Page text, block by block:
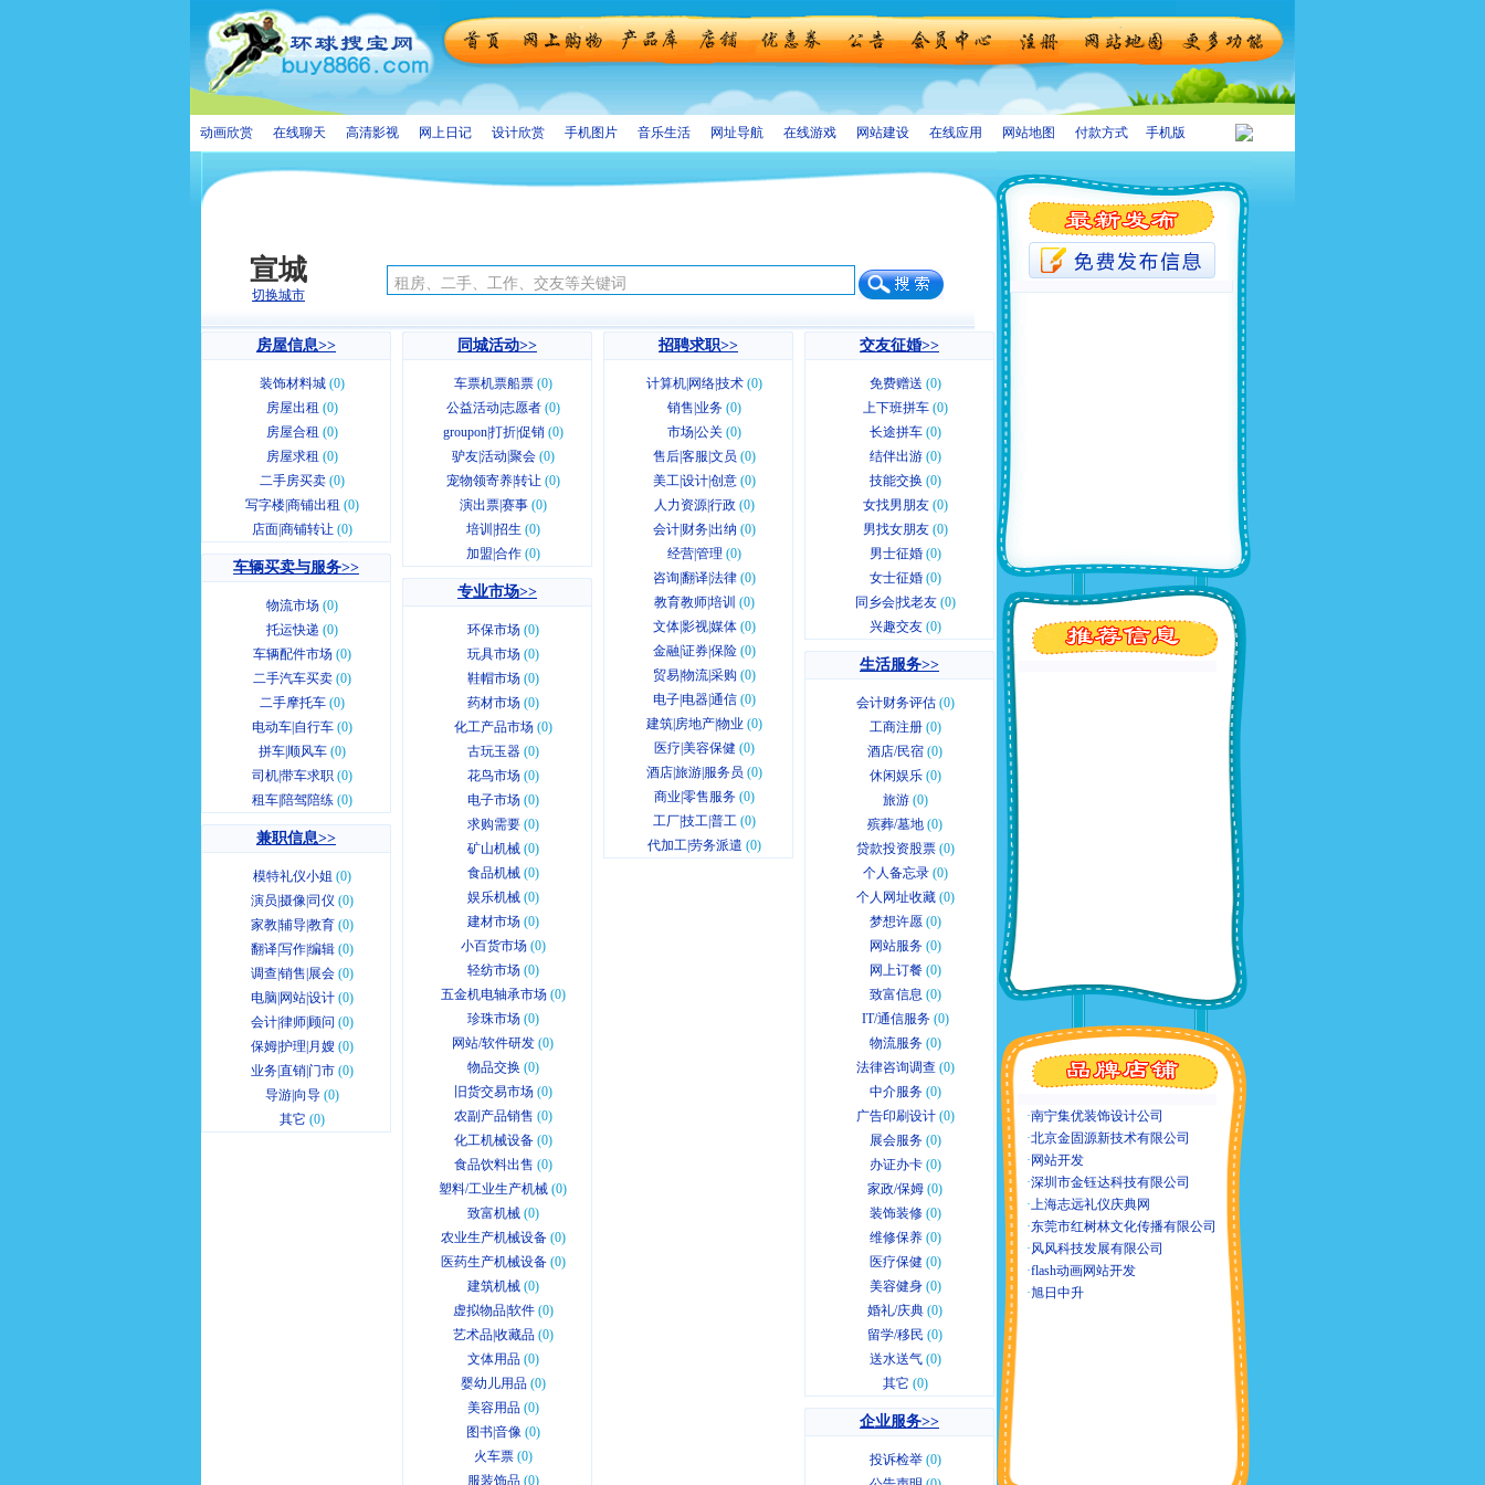
动画欣赏 在线聊天 高清影视 网上日记 设计欣赏 手机图片 音乐生活 网址导航 在线游戏 网站建设 在线应用 网站地图 付款方式 手机版
宣城
切换城市
房屋信息>>
装饰材料城 (0)
房屋出租 (0)
房屋合租 (0)
房屋求租 (0)
二手房买卖 (0)
写字楼|商铺出租 (0)
店面|商铺转让 (0)
车辆买卖与服务>>
物流市场 (0)
托运快递 (0)
车辆配件市场 (0)
二手汽车买卖 (0)
二手摩托车 (0)
电动车|自行车 (0)
拼车|顺风车 (0)
司机|带车求职 (0)
租车|陪驾陪练 (0)
兼职信息>>
模特礼仪小姐 (0)
演员|摄像|司仪 (0)
家教|辅导|教育 (0)
翻译|写作|编辑 (0)
调查|销售|展会 (0)
电脑|网站|设计 (0)
会计|律师|顾问 (0)
保姆|护理|月嫂 (0)
业务|直销|门市 (0)
导游|向导 (0)
其它 (0)
同城活动>>
车票机票船票 (0)
公益活动|志愿者 (0)
groupon|打折|促销 (0)
驴友|活动|聚会 (0)
宠物领寄养|转让 (0)
演出票|赛事 (0)
培训|招生 (0)
加盟|合作 (0)
专业市场>>
环保市场 (0)
玩具市场 (0)
鞋帽市场 (0)
药材市场 (0)
化工产品市场 (0)
古玩玉器 (0)
花鸟市场 (0)
电子市场 (0)
求购需要 (0)
矿山机械 (0)
食品机械 (0)
娱乐机械 (0)
建材市场 (0)
小百货市场 (0)
轻纺市场 (0)
五金机电轴承市场 (0)
珍珠市场 (0)
网站/软件研发 (0)
物品交换 (0)
旧货交易市场 (0)
农副产品销售 (0)
化工机械设备 (0)
食品饮料出售 (0)
塑料/工业生产机械 (0)
致富机械 (0)
农业生产机械设备 (0)
医药生产机械设备 (0)
建筑机械 (0)
虚拟物品|软件 (0)
艺术品|收藏品 (0)
文体用品 (0)
婴幼儿用品 (0)
美容用品 (0)
图书|音像 (0)
火车票 (0)
服装饰品 (0)
招聘求职>>
计算机|网络|技术 (0)
销售|业务 (0)
市场|公关 (0)
售后|客服|文员 (0)
美工|设计|创意 (0)
人力资源|行政 (0)
会计|财务|出纳 (0)
经营|管理 (0)
咨询|翻译|法律 (0)
教育教师|培训 (0)
文体|影视|媒体 (0)
金融|证券|保险 (0)
贸易|物流|采购 (0)
电子|电器|通信 (0)
建筑|房地产|物业 (0)
医疗|美容保健 (0)
酒店|旅游|服务员 (0)
商业|零售服务 (0)
工厂|技工|普工 (0)
代加工|劳务派遣 (0)
交友征婚>>
免费赠送 (0)
上下班拼车 (0)
长途拼车 (0)
结伴出游 (0)
技能交换 (0)
女找男朋友 (0)
男找女朋友 (0)
男士征婚 (0)
女士征婚 (0)
同乡会|找老友 (0)
兴趣交友 (0)
生活服务>>
会计财务评估 (0)
工商注册 (0)
酒店/民宿 (0)
休闲娱乐 (0)
旅游 (0)
殡葬/墓地 (0)
贷款投资股票 (0)
个人备忘录 (0)
个人网址收藏 (0)
梦想许愿 (0)
网站服务 (0)
网上订餐 (0)
致富信息 (0)
IT/通信服务 (0)
物流服务 (0)
法律咨询调查 (0)
中介服务 (0)
广告印刷设计 (0)
展会服务 (0)
办证办卡 (0)
家政/保姆 (0)
装饰装修 (0)
维修保养 (0)
医疗保健 (0)
美容健身 (0)
婚礼/庆典 (0)
留学/移民 (0)
送水送气 (0)
其它 (0)
企业服务>>
投诉检举 (0)
·南宁集优装饰设计公司
·北京金固源新技术有限公司
· 网站开发
·深圳市金钰达科技有限公司
·上海志远礼仪庆典网
·东莞市红树林文化传播有限公司
·风风科技发展有限公司
·flash动画网站开发
·旭日中升